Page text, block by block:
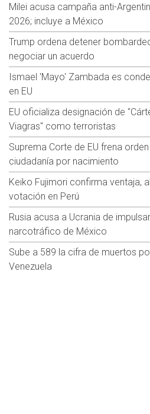
Milei acusa campaña anti-
2026; incluye a México
Trump ordena detener
negociar un acuerdo
Ismael 'Mayo' Zambada es
en EU
EU oficializa designación de
Viagras" como terroristas
Suprema Corte de EU frena
ciudadanía por nacimiento
Keiko Fujimori confirma ventaja,
votación en Perú
Rusia acusa a Ucrania de
narcotráfico de México
Sube a 589 la cifra de muertos
Venezuela